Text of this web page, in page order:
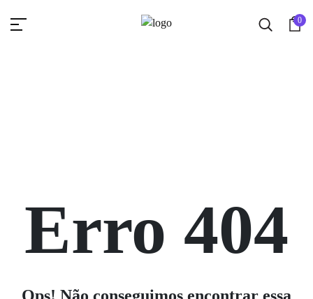
0
Erro 404